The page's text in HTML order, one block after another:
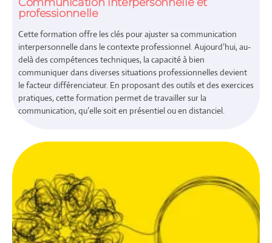
professionnelle
Cette formation offre les clés pour ajuster sa communication
interpersonnelle dans le contexte professionnel. Aujourd’hui, au-
delà des compétences techniques, la capacité à bien
communiquer dans diverses situations professionnelles devient
le facteur différenciateur. En proposant des outils et des exercices
pratiques, cette formation permet de travailler sur la
communication, qu’elle soit en présentiel ou en distanciel.